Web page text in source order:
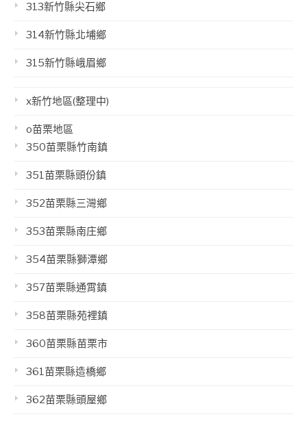
313新竹縣尖石鄉
314新竹縣北埔鄉
315新竹縣峨眉鄉
x新竹地區(整理中)
o苗栗地區
350苗栗縣竹南鎮
351苗栗縣頭份鎮
352苗栗縣三灣鄉
353苗栗縣南庄鄉
354苗栗縣獅潭鄉
357苗栗縣通霄鎮
358苗栗縣苑裡鎮
360苗栗縣苗栗市
361苗栗縣造橋鄉
362苗栗縣頭屋鄉